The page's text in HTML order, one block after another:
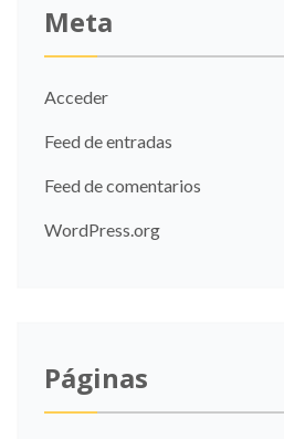
Meta
Acceder
Feed de entradas
Feed de comentarios
WordPress.org
Páginas